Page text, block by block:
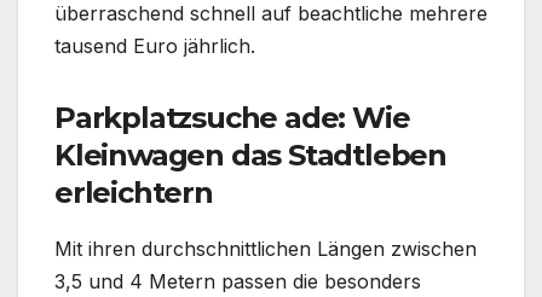
überraschend schnell auf beachtliche mehrere
tausend Euro jährlich.
Parkplatzsuche ade: Wie
Kleinwagen das Stadtleben
erleichtern
Mit ihren durchschnittlichen Längen zwischen
3,5 und 4 Metern passen die besonders